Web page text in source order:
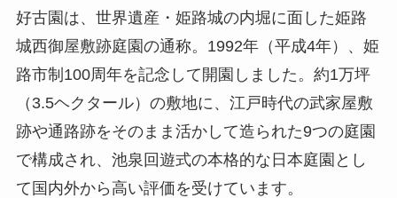
好古園は、世界遺産・姫路城の内堀に面した姫路
城西御屋敷跡庭園の通称。1992年（平成4年）、姫
路市制100周年を記念して開園しました。約1万坪
（3.5ヘクタール）の敷地に、江戸時代の武家屋敷
跡や通路跡をそのまま活かして造られた9つの庭園
で構成され、池泉回遊式の本格的な日本庭園とし
て国内外から高い評価を受けています。